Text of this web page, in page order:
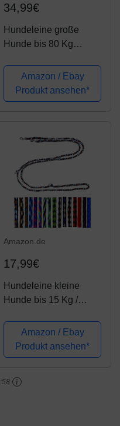
34,99€
Hundeleine große
Hunde bis 80 Kg
2,40m / 2,80m / 3,50m /
5m verstellbar
Übungsleine /
sehr stabil...
Amazon / Ebay
Produkt ansehen*
Amazon.de
17,99€
Hundeleine kleine
Hunde bis 15 Kg /
verstellbar 2,40m /
2,80m / 3,50m
Führleine sehr leicht &
verstellbar,...
Amazon / Ebay
Produkt ansehen*